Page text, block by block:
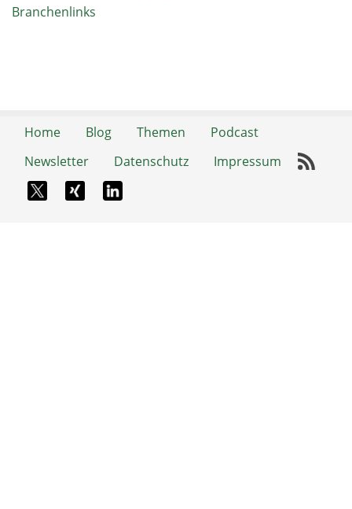
Branchenlinks
Home Blog Themen
Podcast
Newsletter
Datenschutz Impressum
X-TwitterXing